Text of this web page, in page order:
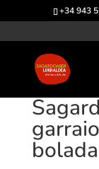
+34 943
bolada